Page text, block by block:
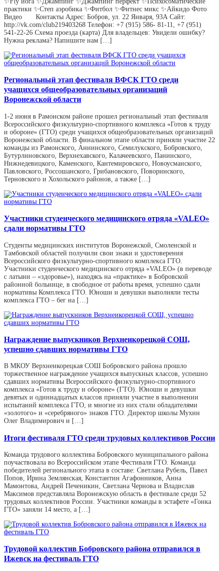
практики ✨️Степ аэробика ✨️Фитбол ✨️Фитнес микс ✨️Айкидо Фото
Видео Контакты Адрес: Бобров, ул. 22 Января, 93А Сайт:
http://vk.com/club219403268 Телефон: +7 (915) 586- 81-11, +7 (951)
541-22-26 Схема проезда (карта) Для владельцев: Увидели ошибку?
Нужна реклама? Напишите нам […]
Региональный этап фестиваля ВФСК ГТО среди
учащихся общеобразовательных организаций
Воронежской области
1-2 июня в Рамонском районе прошел региональный этап фестиваля
Всероссийского физкультурно-спортивного комплекса «Готов к труду
и обороне» (ГТО) среди учащихся общеобразовательных организаций
Воронежской области. В финальном этапе области приняли участие 22
команды из Рамонского, Аннинского, Семилукского, Бобровского,
Бутурлиновского, Верхнехавского, Калачеевского, Панинского,
Нижнедевицкого, Каменского, Кантемировского, Новоусманского,
Павловского, Россошанского, Грибановского, Поворинского,
Терновского и Хохольского районов, а также […]
Участники студенческого медицинского отряда «VALEO»
сдали нормативы ГТО
Студенты медицинских институтов Воронежской, Смоленской и
Тамбовской областей получили свои знаки и удостоверения
Всероссийского физкультурно-спортивного комплекса ГТО.
Участники студенческого медицинского отряда «VALEO» (в переводе
с латыни – «здоровье»), находясь на «практике» в Бобровской
районной больнице, в свободное от работы время, успешно сдали
нормативы Комплекса ГТО. Юноши и девушки выполняли тесты
комплекса ГТО – бег на […]
Награждение выпускников Верхнеикорецкой СОШ,
успешно сдавших нормативы ГТО
В МКОУ Верхнеикорецкая СОШ Бобровского района прошло
торжественное награждение учащихся выпускных классов, успешно
сдавших нормативы Всероссийского физкультурно-спортивного
комплекса «Готов к труду и обороне» (ГТО). Юноши и девушки
девятых и одиннадцатых классов приняли участие в выполнении
испытаний комплекса ГТО, и многие из них стали обладателями
«золотого» и «серебряного» знаков ГТО. Директор школы Мухин
Олег Владимирович и […]
Итоги фестиваля ГТО среди трудовых коллективов России
Команда трудового коллектива Бобровского муниципального района
поучаствовала во Всероссийском этапе Фестиваля ГТО. Команда
победителей регионального этапа в составе: Светлана Рубель, Павел
Попов, Ирина Землянская, Константин Агафонников, Анна
Мамонтова, Андрей Печеникин, Светлана Чернова и Владислав
Максимов представляла Воронежскую область в фестивале среди 52
трудовых коллективов России. Участники команды в эстафете «Гонка
ГТО» заняли 14 место, а […]
Трудовой коллектив Бобровского района отправился в
Ижевск на фестиваль ГТО